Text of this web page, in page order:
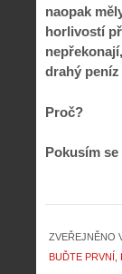
naopak
horlivostí
drahý
Proč?
Pokusím
ZVEŘEJNĚNO
BUĎTE PRVNÍ,